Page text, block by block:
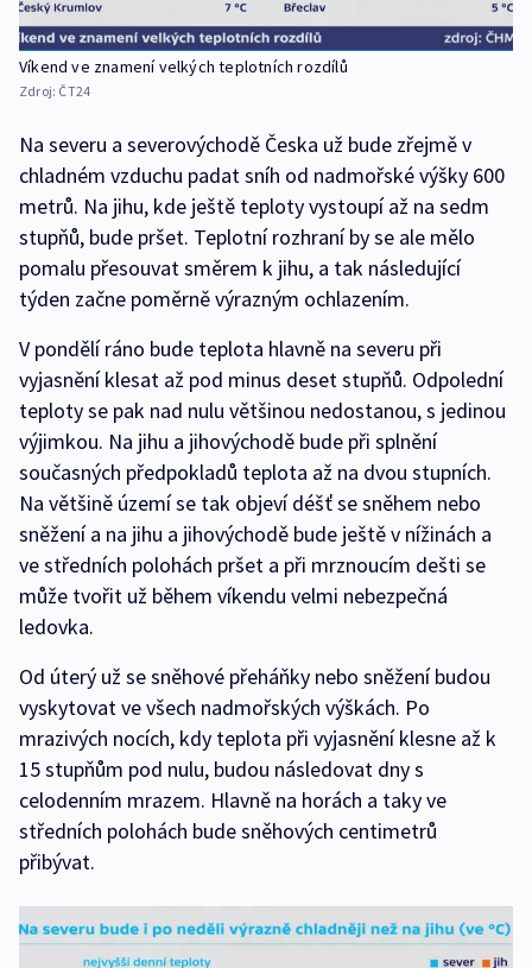
Víkend ve znamení velkých teplotních rozdílů
Zdroj: ČT24
Na severu a severovýchodě Česka už bude zřejmě v
chladném vzduchu padat sníh od nadmořské výšky 600
metrů. Na jihu, kde ještě teploty vystoupí až na sedm
stupňů, bude pršet. Teplotní rozhraní by se ale mělo
pomalu přesouvat směrem k jihu, a tak následující
týden začne poměrně výrazným ochlazením.
V pondělí ráno bude teplota hlavně na severu při
vyjasnění klesat až pod minus deset stupňů. Odpolední
teploty se pak nad nulu většinou nedostanou, s jedinou
výjimkou. Na jihu a jihovýchodě bude při splnění
současných předpokladů teplota až na dvou stupních.
Na většině území se tak objeví déšť se sněhem nebo
sněžení a na jihu a jihovýchodě bude ještě v nížinách a
ve středních polohách pršet a při mrznoucím dešti se
může tvořit už během víkendu velmi nebezpečná
ledovka.
Od úterý už se sněhové přeháňky nebo sněžení budou
vyskytovat ve všech nadmořských výškách. Po
mrazivých nocích, kdy teplota při vyjasnění klesne až k
15 stupňům pod nulu, budou následovat dny s
celodenním mrazem. Hlavně na horách a taky ve
středních polohách bude sněhových centimetrů
přibývat.